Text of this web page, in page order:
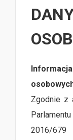
Zgodnie z
2016/